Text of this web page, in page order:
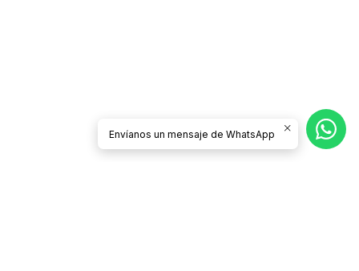
Envíanos un mensaje de WhatsApp